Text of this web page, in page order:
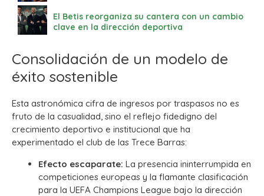
El Betis reorganiza su cantera con un cambio
clave en la dirección deportiva
Consolidación de un modelo de
éxito sostenible
Esta astronómica cifra de ingresos por traspasos no es
fruto de la casualidad, sino el reflejo fidedigno del
crecimiento deportivo e institucional que ha
experimentado el club de las Trece Barras:
Efecto escaparate: La presencia ininterrumpida en
competiciones europeas y la flamante clasificación
para la UEFA Champions League bajo la dirección